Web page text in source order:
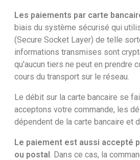
Les paiements par carte
biais du système sécurisé qui
(Secure Socket Layer) de telle
informations transmises sont
qu'aucun tiers ne peut en prendre
cours du transport sur le réseau.
Le débit sur la carte bancaire se
acceptons votre commande, les
dépendent de la carte bancaire et
Le paiement est aussi accepté
ou postal. Dans ce cas, la